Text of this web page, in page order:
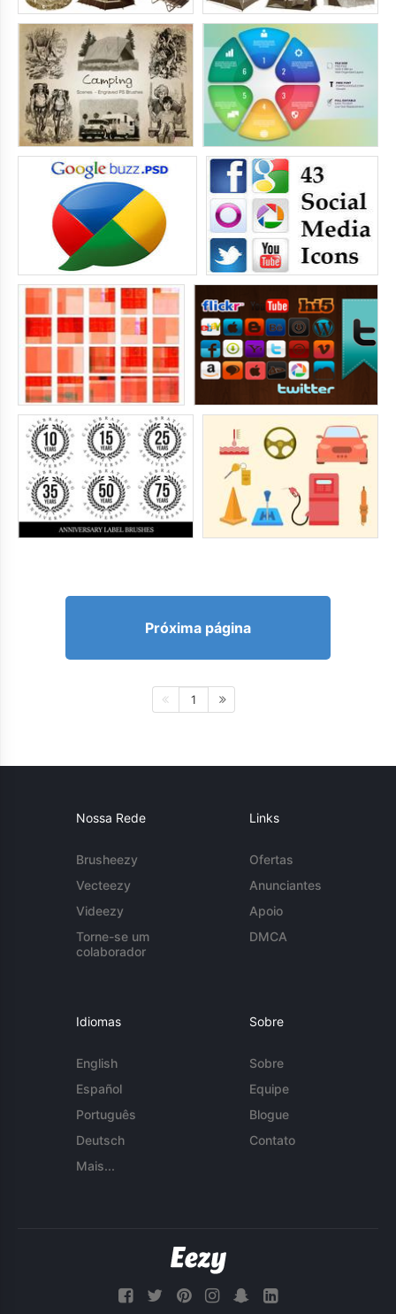
Próxima página
1
Nossa Rede
Brusheezy
Vecteezy
Videezy
Torne-se um
colaborador
Links
Ofertas
Anunciantes
Apoio
DMCA
Idiomas
English
Español
Português
Deutsch
Mais...
Sobre
Sobre
Equipe
Blogue
Contato